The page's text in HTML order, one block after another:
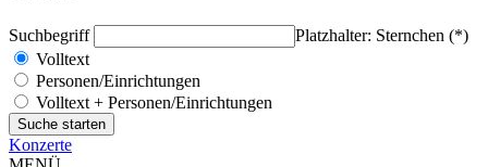
Suchbegriff
Platzhalter: Sternchen (*)
Volltext
Personen/Einrichtungen
Volltext + Personen/Einrichtungen
Konzerte